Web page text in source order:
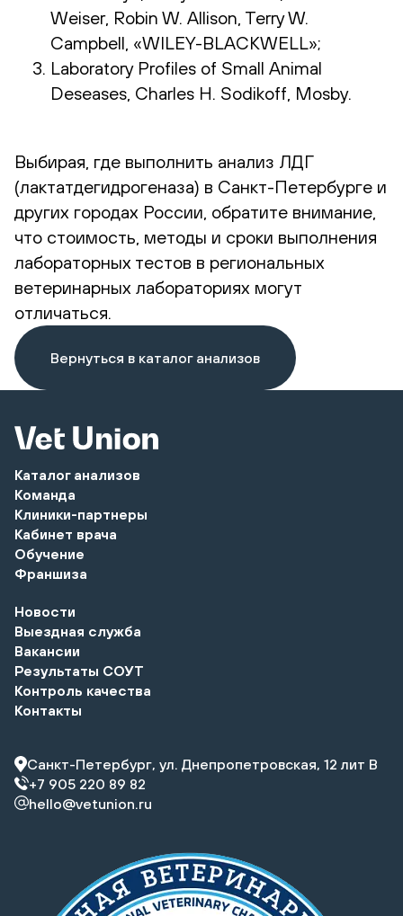
Weiser, Robin W. Allison, Terry W.
Campbell, «WILEY-BLACKWELL»;
Laboratory Profiles of Small Animal
Deseases, Charles H. Sodikoff, Mosby.
Выбирая, где выполнить анализ ЛДГ
(лактатдегидрогеназа) в Санкт-Петербурге и
других городах России, обратите внимание,
что стоимость, методы и сроки выполнения
лабораторных тестов в региональных
ветеринарных лабораториях могут
отличаться.
Вернуться в каталог анализов
Каталог анализов
Команда
Клиники-партнеры
Кабинет врача
Обучение
Франшиза
Новости
Выездная служба
Вакансии
Результаты СОУТ
Контроль качества
Контакты
Санкт-Петербург, ул. Днепропетровская, 12 лит В
+7 905 220 89 82
hello@vetunion.ru